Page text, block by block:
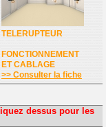
TELERUPTEUR
FONCTIONNEMENT
ET CABLAGE
>> Consulter la fiche
dessus pour les